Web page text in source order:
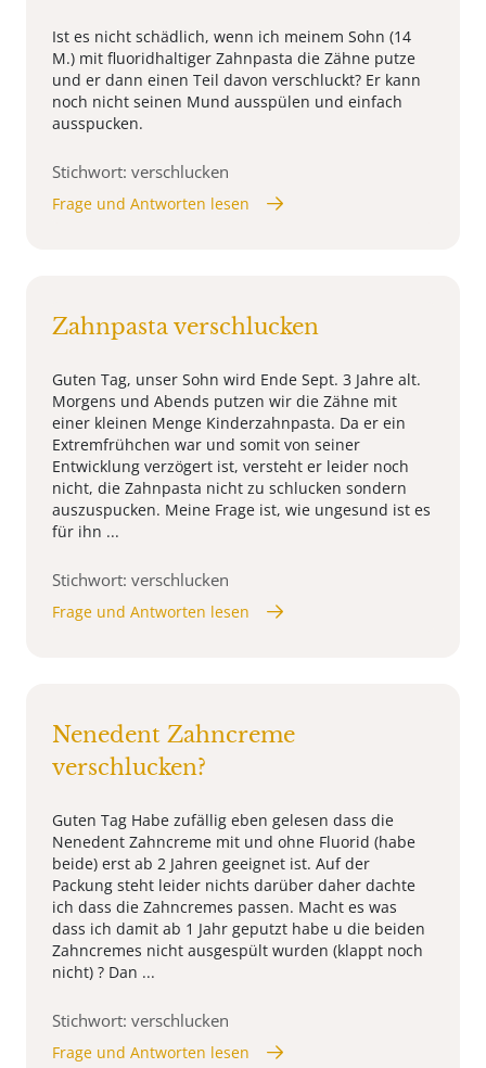
Ist es nicht schädlich, wenn ich meinem Sohn (14
M.) mit fluoridhaltiger Zahnpasta die Zähne putze
und er dann einen Teil davon verschluckt? Er kann
noch nicht seinen Mund ausspülen und einfach
ausspucken.
Stichwort: verschlucken
Frage und Antworten lesen
Zahnpasta verschlucken
Guten Tag, unser Sohn wird Ende Sept. 3 Jahre alt.
Morgens und Abends putzen wir die Zähne mit
einer kleinen Menge Kinderzahnpasta. Da er ein
Extremfrühchen war und somit von seiner
Entwicklung verzögert ist, versteht er leider noch
nicht, die Zahnpasta nicht zu schlucken sondern
auszuspucken. Meine Frage ist, wie ungesund ist es
für ihn ...
Stichwort: verschlucken
Frage und Antworten lesen
Nenedent Zahncreme
verschlucken?
Guten Tag Habe zufällig eben gelesen dass die
Nenedent Zahncreme mit und ohne Fluorid (habe
beide) erst ab 2 Jahren geeignet ist. Auf der
Packung steht leider nichts darüber daher dachte
ich dass die Zahncremes passen. Macht es was
dass ich damit ab 1 Jahr geputzt habe u die beiden
Zahncremes nicht ausgespült wurden (klappt noch
nicht) ? Dan ...
Stichwort: verschlucken
Frage und Antworten lesen